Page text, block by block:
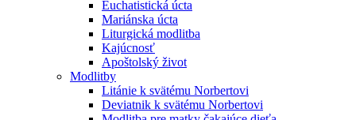
Euchatistická úcta
Mariánska úcta
Liturgická modlitba
Kajúcnosť
Apoštolský život
Modlitby
Litánie k svätému Norbertovi
Deviatnik k svätému Norbertovi